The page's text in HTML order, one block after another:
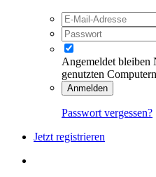
Angemeldet bleiben
genutzten Computern
Anmelden
Passwort vergessen?
Jetzt registrieren